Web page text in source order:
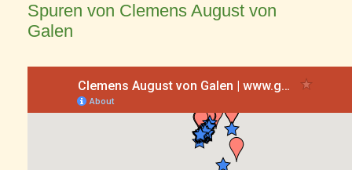
Spuren von Clemens August von
Galen